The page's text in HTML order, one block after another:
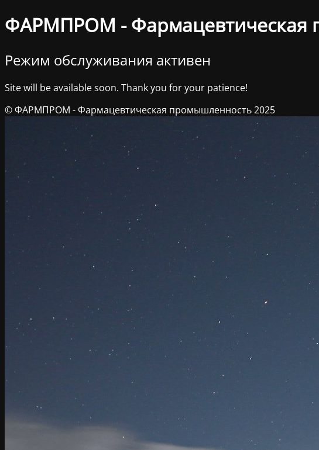
ФАРМПРОМ - Фармацевтическая
Режим обслуживания активен
Site will be available soon. Thank you for your patience!
© ФАРМПРОМ - Фармацевтическая промышленность 2025